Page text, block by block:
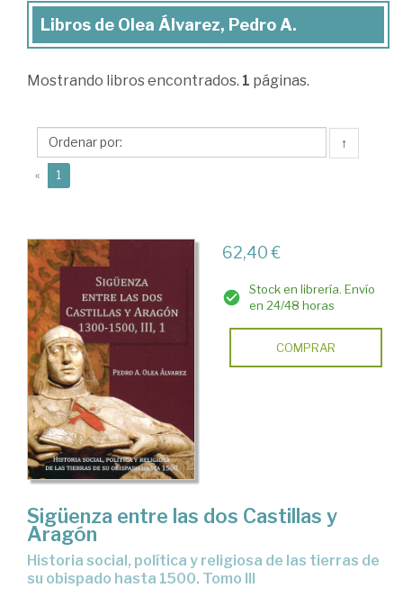
Libros
Olea
Pedro
A.
Libros de Olea Álvarez, Pedro A.
Mostrando libros encontrados. 1 páginas.
↑
« 1
62,40 €
Stock en librería. Envío
en 24/48 horas
COMPRAR
Sigüenza entre las dos Castillas y
Aragón
historia social, política y religiosa de las tierras de
su obispado hasta 1500. Tomo III